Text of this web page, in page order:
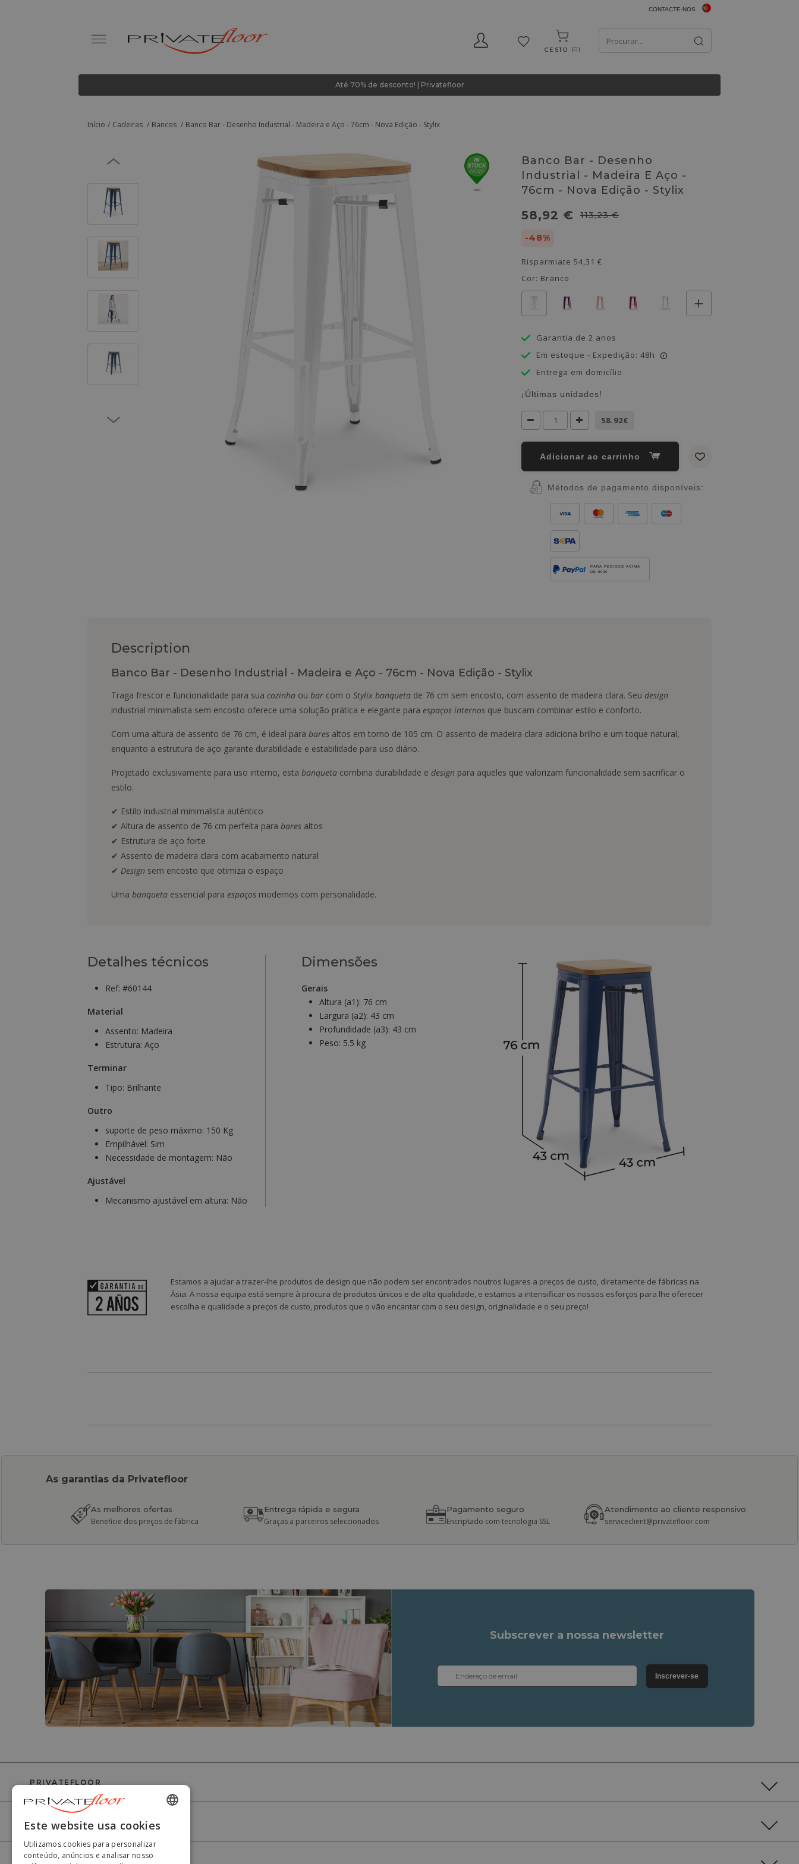
CONTACTE-NOS
CESTO 0
Até 70% de desconto! | Privatefloor
Início Cadeiras Bancos Banco Bar - Desenho Industrial - Madeira e Aço - 76cm - Nova Edição - Stylix
Banco Bar - Desenho
Industrial - Madeira E Aço -
76cm - Nova Edição - Stylix
58,92 € 113,23 €
-48%
Risparmiate 54,31 €
Cor: Branco
Garantia de 2 anos
Em estoque - Expedição: 48h
i
Entrega em domicílio
¡Últimas unidades!
58.92€
Adicionar ao carrinho
Métodos de pagamento disponíveis:
PARA PEDIDOS ACIMA
DE 500€
Description
Banco Bar - Desenho Industrial - Madeira e Aço - 76cm - Nova Edição - Stylix
Traga frescor e funcionalidade para sua cozinha ou bar com o Stylix banqueta de 76 cm sem encosto, com assento de madeira clara. Seu design
industrial minimalista sem encosto oferece uma solução prática e elegante para espaços internos que buscam combinar estilo e conforto.
Com uma altura de assento de 76 cm, é ideal para bares altos em torno de 105 cm. O assento de madeira clara adiciona brilho e um toque natural,
enquanto a estrutura de aço garante durabilidade e estabilidade para uso diário.
Projetado exclusivamente para uso interno, esta banqueta combina durabilidade e design para aqueles que valorizam funcionalidade sem sacrificar o
estilo.
✔ Estilo industrial minimalista autêntico
✔ Altura de assento de 76 cm perfeita para bares altos
✔ Estrutura de aço forte
✔ Assento de madeira clara com acabamento natural
✔ Design sem encosto que otimiza o espaço
Uma banqueta essencial para espaços modernos com personalidade.
Detalhes técnicos
Ref: #60144
Material
Assento: Madeira
Estrutura: Aço
Terminar
Tipo: Brilhante
Outro
suporte de peso máximo: 150 Kg
Empilhável: Sim
Necessidade de montagem: Não
Ajustável
Mecanismo ajustável em altura: Não
Dimensões
Gerais
Altura (a1): 76 cm
Largura (a2): 43 cm
Profundidade (a3): 43 cm
Peso: 5.5 kg
Estamos a ajudar a trazer-lhe produtos de design que não podem ser encontrados noutros lugares a preços de custo, diretamente de fábricas na
Ásia. A nossa equipa está sempre à procura de produtos únicos e de alta qualidade, e estamos a intensificar os nossos esforços para lhe oferecer
escolha e qualidade a preços de custo, produtos que o vão encantar com o seu design, originalidade e o seu preço!
As garantias da Privatefloor
As melhores ofertas
Beneficie dos preços de fábrica
Entrega rápida e segura
Graças a parceiros seleccionados
Pagamento seguro
Encriptado com tecnologia SSL
Atendimento ao cliente responsivo
serviceclient@privatefloor.com
Subscrever a nossa newsletter
Inscrever-se
PRIVATEFLOOR
AJUDA
A MINHA CONTA
ENGLISH
FRENCH
Este website usa cookies
Utilizamos cookies para personalizar
conteúdo, anúncios e analisar nosso